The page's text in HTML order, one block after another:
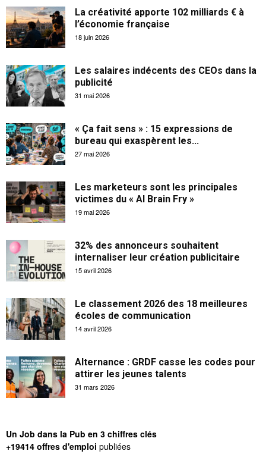
La créativité apporte 102 milliards € à
l’économie française
18 juin 2026
Les salaires indécents des CEOs dans la
publicité
31 mai 2026
« Ça fait sens » : 15 expressions de
bureau qui exaspèrent les...
27 mai 2026
Les marketeurs sont les principales
victimes du « AI Brain Fry »
19 mai 2026
32% des annonceurs souhaitent
internaliser leur création publicitaire
15 avril 2026
Le classement 2026 des 18 meilleures
écoles de communication
14 avril 2026
Alternance : GRDF casse les codes pour
attirer les jeunes talents
31 mars 2026
Un Job dans la Pub en 3 chiffres clés
+19414 offres d'emploi publiées